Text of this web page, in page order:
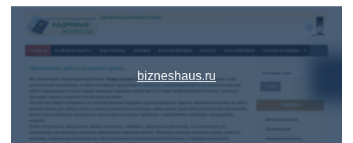
bizneshaus.ru